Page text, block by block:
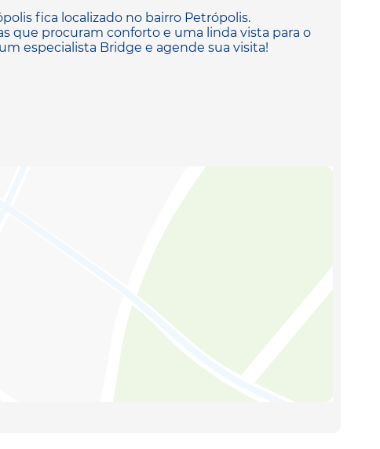
fica localizado no bairro Petrópolis.
que procuram conforto e uma linda vista para o
especialista Bridge e agende sua visita!